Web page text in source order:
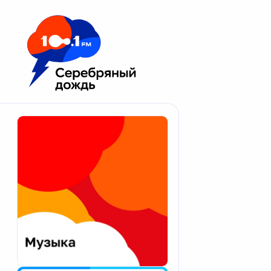
Москва 100.1 FM
Апатиты
Екатеринбург
Калининград
Калуга